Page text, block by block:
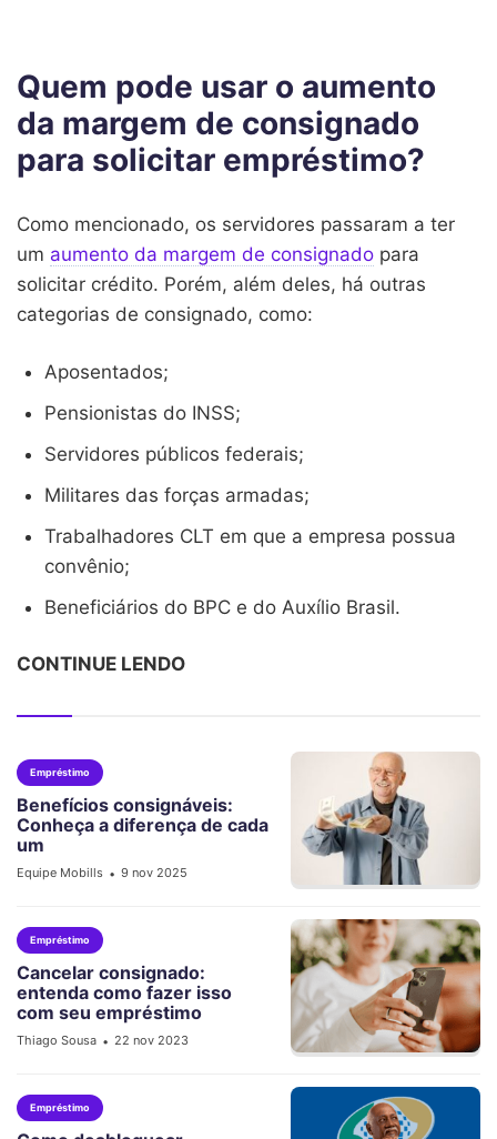
Quem pode usar o aumento
da margem de consignado
para solicitar empréstimo?
Como mencionado, os servidores passaram a ter
um aumento da margem de consignado para
solicitar crédito. Porém, além deles, há outras
categorias de consignado, como:
Aposentados;
Pensionistas do INSS;
Servidores públicos federais;
Militares das forças armadas;
Trabalhadores CLT em que a empresa possua
convênio;
Beneficiários do BPC e do Auxílio Brasil.
CONTINUE LENDO
Empréstimo
Benefícios consignáveis:
Conheça a diferença de cada
um
Equipe Mobills • 9 nov 2025
Empréstimo
Cancelar consignado:
entenda como fazer isso
com seu empréstimo
Thiago Sousa • 22 nov 2023
Empréstimo